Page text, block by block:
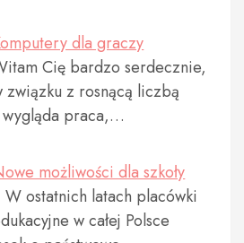
dla graczy
Cię bardzo serdecznie,
związku z rosnącą liczbą
wygląda praca,…
możliwości dla szkoły
W ostatnich latach placówki
w całej Polsce